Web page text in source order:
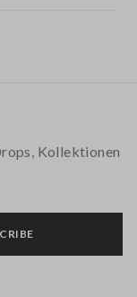
Kollektionen